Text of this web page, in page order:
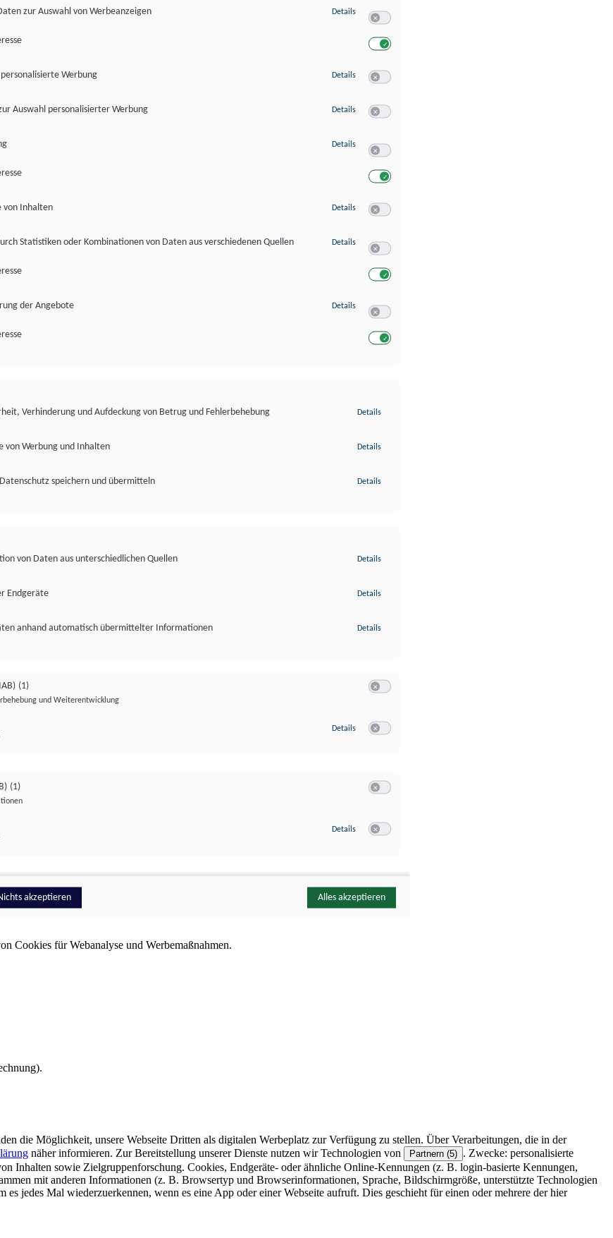
Cookies für Webanalyse und Werbemaßnahmen.
die Möglichkeit, unsere Webseite Dritten als digitalen Werbeplatz zur Verfügung zu stellen. Über Verarbeitungen, die in der
näher informieren. Zur Bereitstellung unserer Dienste nutzen wir Technologien von Partnern (5) . Zwecke: personalisierte
Inhalten sowie Zielgruppenforschung. Cookies, Endgeräte- oder ähnliche Online-Kennungen (z. B. login-basierte Kennungen,
mit anderen Informationen (z. B. Browsertyp und Browserinformationen, Sprache, Bildschirmgröße, unterstützte Technologien
jedes Mal wiederzuerkennen, wenn es eine App oder einer Webseite aufruft. Dies geschieht für einen oder mehrere der hier
zur Auswahl von Werbeanzeigen
Details zu Verwendung reduzierter Daten zur Auswahl von Werbeanzeigen
Werbung
Details zu Erstellung von Profilen für personalisierte Werbung
Auswahl personalisierter Werbung
Details zu Verwendung von Profilen zur Auswahl personalisierter Werbung
Details zu Messung der Werbeleistung
von Inhalten
Details zu Messung der Performance von Inhalten
Statistiken oder Kombinationen von Daten aus verschiedenen Quellen
Details zu Analyse von Zielgruppen durch Statistiken oder Kombinationen von
der Angebote
Details zu Entwicklung und Verbesserung der Angebote
Verhinderung und Aufdeckung von Betrug und Fehlerbehebung
Details
von Werbung und Inhalten Details
speichern und übermitteln Details
von Daten aus unterschiedlichen Quellen
Details
Endgeräte Details
anhand automatisch übermittelter Informationen Details
(1)
und Weiterentwicklung
Details zu Google Analytics
(1)
Details zu YouTube
akzeptieren Alles akzeptieren